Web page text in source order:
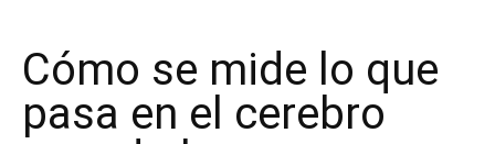
Cómo se mide lo que
pasa en el cerebro